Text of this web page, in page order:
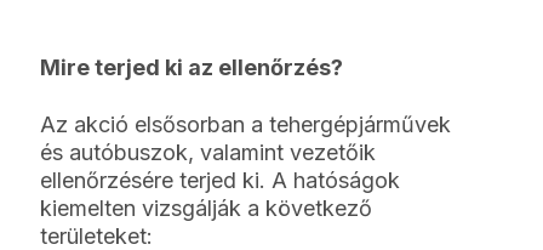
Mire terjed ki az ellenőrzés?
Az akció elsősorban a tehergépjárművek
és autóbuszok, valamint vezetőik
ellenőrzésére terjed ki. A hatóságok
kiemelten vizsgálják a következő
területeket: